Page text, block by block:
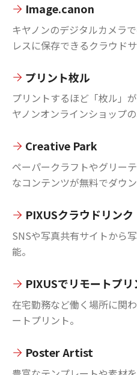
Image.canon
キヤノンのデジタルカメラ
レスに保存できるクラウドサ
プリント枚ル
プリントするほど「枚ル」
ヤノンオンラインショップの
Creative Park
ペーパークラフトやグリー
なコンテンツが無料でダウ
PIXUSクラウドリンク
SNSや写真共有サイトから
能。
PIXUSでリモートプリ
在宅勤務など働く場所に関
ートプリント。
Poster Artist